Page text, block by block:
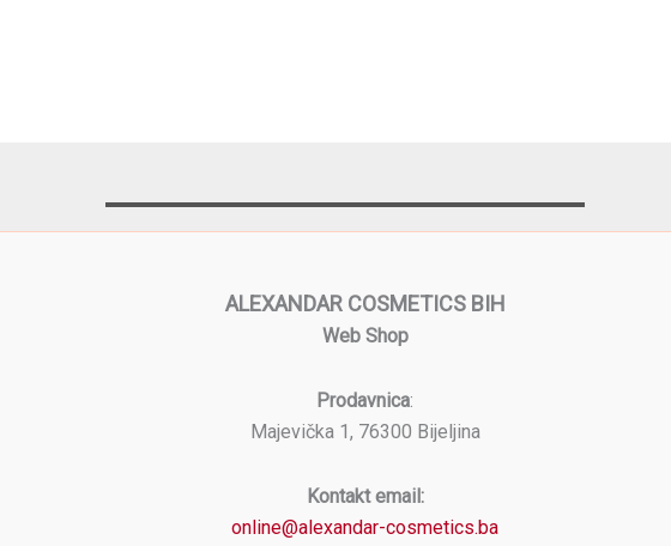
ALEXANDAR COSMETICS BIH
Web Shop
Prodavnica:
Majevička 1, 76300 Bijeljina
Kontakt email:
online@alexandar-cosmetics.ba